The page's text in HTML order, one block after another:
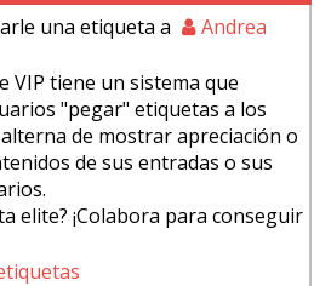
una etiqueta a
Andrea
VIP tiene un sistema que
etiquetas a los
de mostrar apreciación o
de sus entradas o sus
elite? ¡Colabora para conseguir